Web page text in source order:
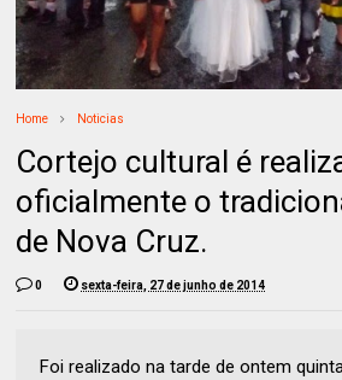
Home Noticias
Cortejo cultural é
oficialmente o
de Nova Cruz.
0 sexta-feira, 27 de junho de 2014
Foi realizado na tarde de ontem